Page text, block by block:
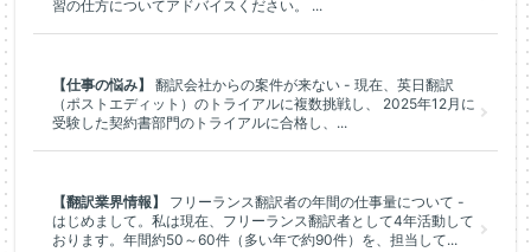
習の仕方についてアドバイスください。 ...
【仕事の悩み】
翻訳会社からの案件が来ない - 現在、英日翻訳
（ポストエディット）のトライアルに複数挑戦し、 2025年12月に
受験した契約書部門のトライアルに合格し、...
【翻訳業界情報】
フリーランス翻訳者の年間の仕事量について -
はじめまして。私は現在、フリーランス翻訳者として4年活動して
おります。年間約50～60件（多い年で約90件）を、担当して...